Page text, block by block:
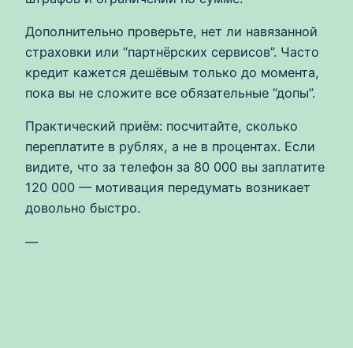
Дополнительно проверьте, нет ли навязанной
страховки или “партнёрских сервисов”. Часто
кредит кажется дешёвым только до момента,
пока вы не сложите все обязательные “допы”.
Практический приём: посчитайте, сколько
переплатите в рублях, а не в процентах. Если
видите, что за телефон за 80 000 вы заплатите
120 000 — мотивация передумать возникает
довольно быстро.
—